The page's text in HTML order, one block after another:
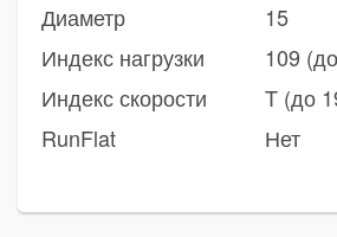
Диаметр
15
Индекс нагрузки
109
Индекс скорости
T (до
RunFlat
Нет